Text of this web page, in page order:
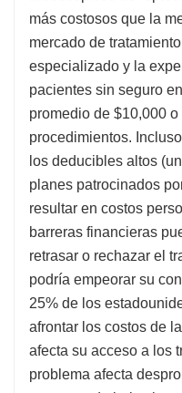
más costosos que la
mercado de
especializado y la
pacientes sin seguro
promedio de $10,000
procedimientos.
los deducibles altos
planes patrocinados
resultar en costos
barreras financieras
retrasar o rechazar el
podría empeorar su
25% de los
afrontar los costos de
afecta su acceso a los
problema afecta